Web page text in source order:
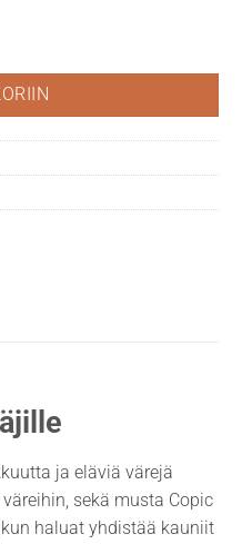
ja eläviä värejä
sekä musta Copic
haluat yhdistää kauniit